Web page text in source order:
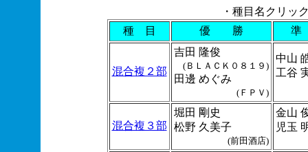
・種目名クリッ
種 目
優 勝
混合複２部
吉田 隆俊
(ＢＬＡＣＫ０８１９)
田邊 めぐみ
(ＦＰＶ)
中山
工谷
混合複３部
堀田 剛史
松野 久美子
(前田酒店)
金山
児玉